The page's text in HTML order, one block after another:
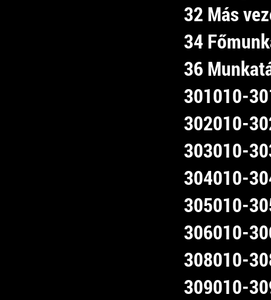
32 Más
34
36
301010-
302010-
303010-
304010-
305010-
306010-
308010-
309010-